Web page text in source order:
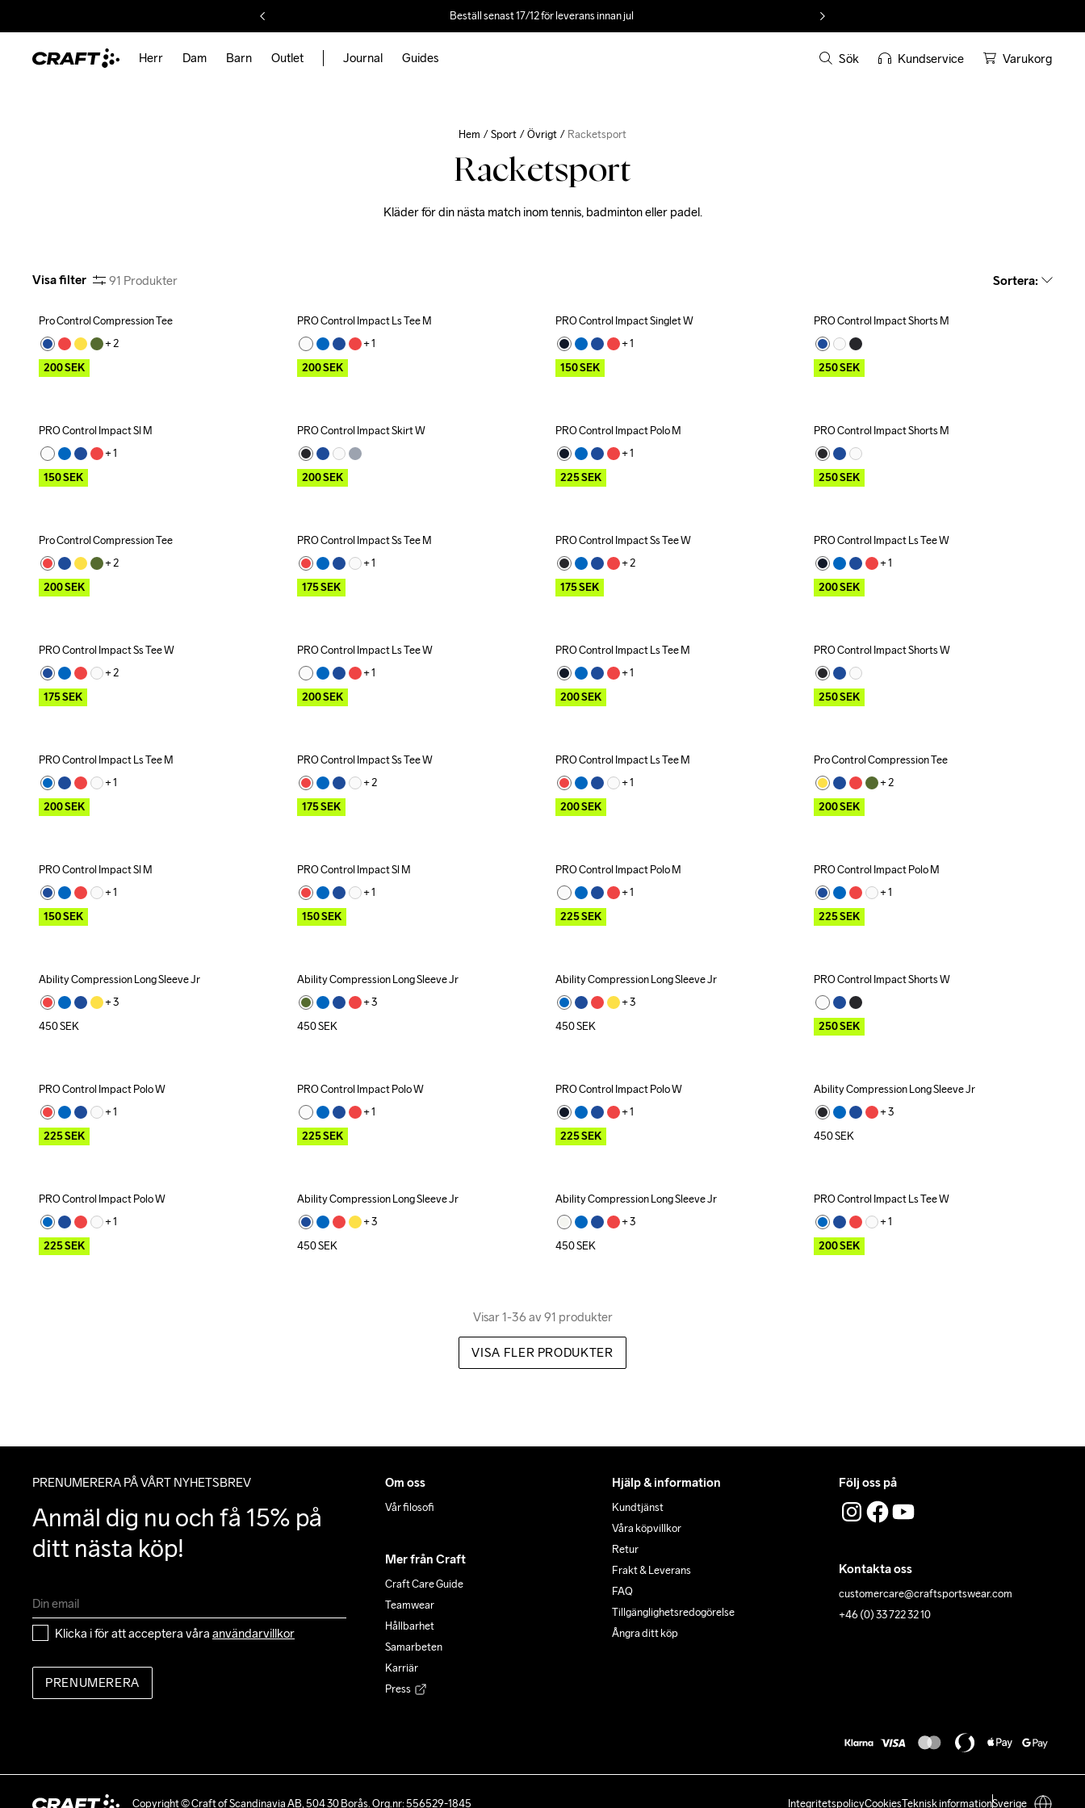
Beställ senast 17/12 för leverans innan jul
Herr Dam Barn Outlet Journal Guides Sök Kundservice Varukorg
Hem Sport Övrigt Racketsport
Racketsport
Kläder för din nästa match inom tennis, badminton eller padel.
Visa filter 91 Produkter Sortera:
Outlet
Pro Control Compression Tee
+ 2
200SEK
Outlet Recycled
PRO Control Impact Ls Tee M
+ 1
200SEK
Outlet
PRO Control Impact Singlet W
+ 1
150SEK
Outlet
PRO Control Impact Shorts M
250SEK
Outlet
PRO Control Impact Sl M
+ 1
150SEK
Outlet
PRO Control Impact Skirt W
200SEK
Outlet
PRO Control Impact Polo M
+ 1
225SEK
Outlet
PRO Control Impact Shorts M
250SEK
Outlet
Pro Control Compression Tee
+ 2
200SEK
Outlet
PRO Control Impact Ss Tee M
+ 1
175SEK
Outlet
PRO Control Impact Ss Tee W
+ 2
175SEK
Outlet Recycled
PRO Control Impact Ls Tee W
+ 1
200SEK
Outlet
PRO Control Impact Ss Tee W
+ 2
175SEK
Outlet Recycled
PRO Control Impact Ls Tee W
+ 1
200SEK
Outlet Recycled
PRO Control Impact Ls Tee M
+ 1
200SEK
Outlet
PRO Control Impact Shorts W
250SEK
Outlet Recycled
PRO Control Impact Ls Tee M
+ 1
200SEK
Outlet
PRO Control Impact Ss Tee W
+ 2
175SEK
Outlet Recycled
PRO Control Impact Ls Tee M
+ 1
200SEK
Outlet
Pro Control Compression Tee
+ 2
200SEK
Outlet
PRO Control Impact Sl M
+ 1
150SEK
Outlet
PRO Control Impact Sl M
+ 1
150SEK
Outlet
PRO Control Impact Polo M
+ 1
225SEK
Outlet
PRO Control Impact Polo M
+ 1
225SEK
Ability Compression Long Sleeve Jr
+ 3
450SEK
Ability Compression Long Sleeve Jr
+ 3
450SEK
Ability Compression Long Sleeve Jr
+ 3
450SEK
Outlet
PRO Control Impact Shorts W
250SEK
Outlet
PRO Control Impact Polo W
+ 1
225SEK
Outlet
PRO Control Impact Polo W
+ 1
225SEK
Outlet
PRO Control Impact Polo W
+ 1
225SEK
Ability Compression Long Sleeve Jr
+ 3
450SEK
Outlet
PRO Control Impact Polo W
+ 1
225SEK
Ability Compression Long Sleeve Jr
+ 3
450SEK
Ability Compression Long Sleeve Jr
+ 3
450SEK
Outlet Recycled
PRO Control Impact Ls Tee W
+ 1
200SEK
Visar 1-36 av 91 produkter
VISA FLER PRODUKTER
PRENUMERERA PÅ VÅRT NYHETSBREV
Anmäl dig nu och få 15% på
ditt nästa köp!
Klicka i för att acceptera våra användarvillkor
PRENUMERERA
Om oss
Vår filosofi
Mer från Craft
Craft Care Guide
Teamwear
Hållbarhet
Samarbeten
Karriär
Press
Hjälp & information
Kundtjänst
Våra köpvillkor
Retur
Frakt & Leverans
FAQ
Tillgänglighets­redogörelse
Ångra ditt köp
Följ oss på
Kontakta oss
customercare@craftsportswear.com
+46 (0) 33 722 32 10
Copyright © Craft of Scandinavia AB, 504 30 Borås. Org.nr: 556529-1845 IntegritetspolicyCookiesTeknisk informationSverige